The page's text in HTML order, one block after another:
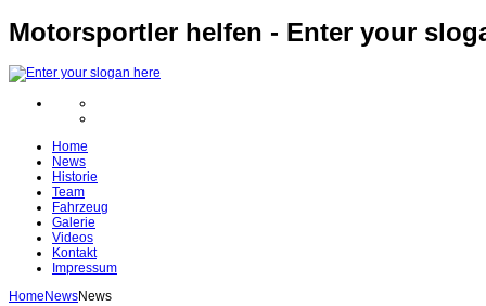
Motorsportler helfen - Enter your
Home
News
Historie
Team
Fahrzeug
Galerie
Videos
Kontakt
Impressum
Home NewsNews